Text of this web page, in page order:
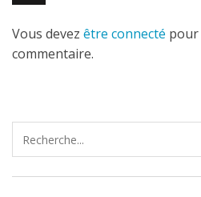
Vous devez être connecté
commentaire.